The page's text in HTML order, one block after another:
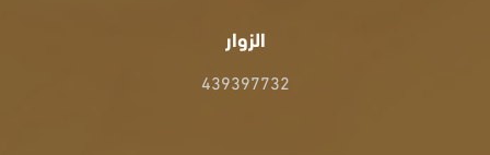
الزوار
439397732